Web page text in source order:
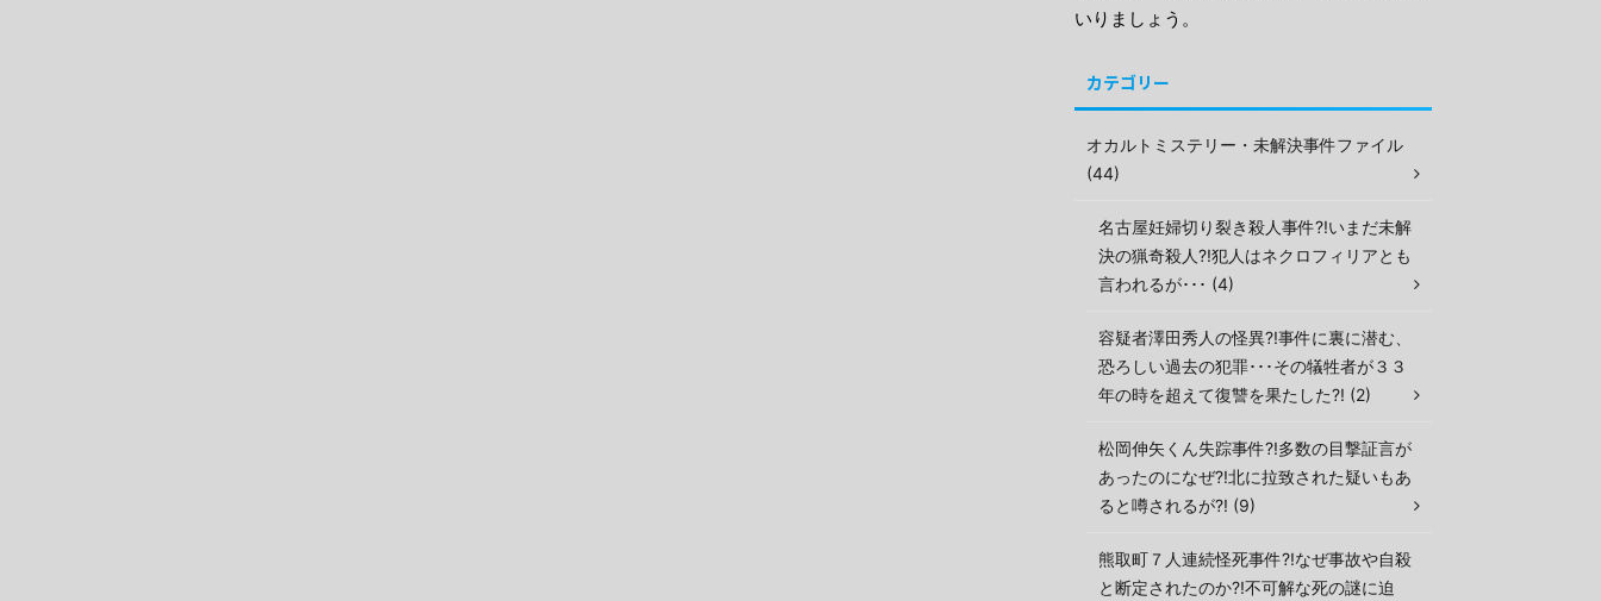
いりましょう。
カテゴリー
オカルトミステリー・未解決事件ファイル
(44)
名古屋妊婦切り裂き殺人事件?!いまだ未解
決の猟奇殺人?!犯人はネクロフィリアとも
言われるが･･･ (4)
容疑者澤田秀人の怪異?!事件に裏に潜む、
恐ろしい過去の犯罪･･･その犠牲者が３３
年の時を超えて復讐を果たした?! (2)
松岡伸矢くん失踪事件?!多数の目撃証言が
あったのになぜ?!北に拉致された疑いもあ
ると噂されるが?! (9)
熊取町７人連続怪死事件?!なぜ事故や自殺
と断定されたのか?!不可解な死の謎に迫